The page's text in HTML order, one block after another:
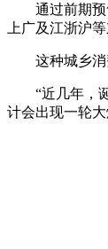
通过前期
上广及江浙沪
这种城乡
“近几年，
计会出现一轮